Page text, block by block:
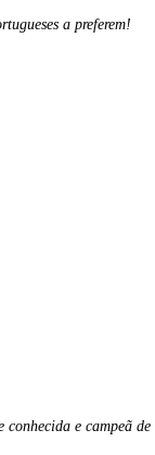
a preferem!
conhecida e campeã de